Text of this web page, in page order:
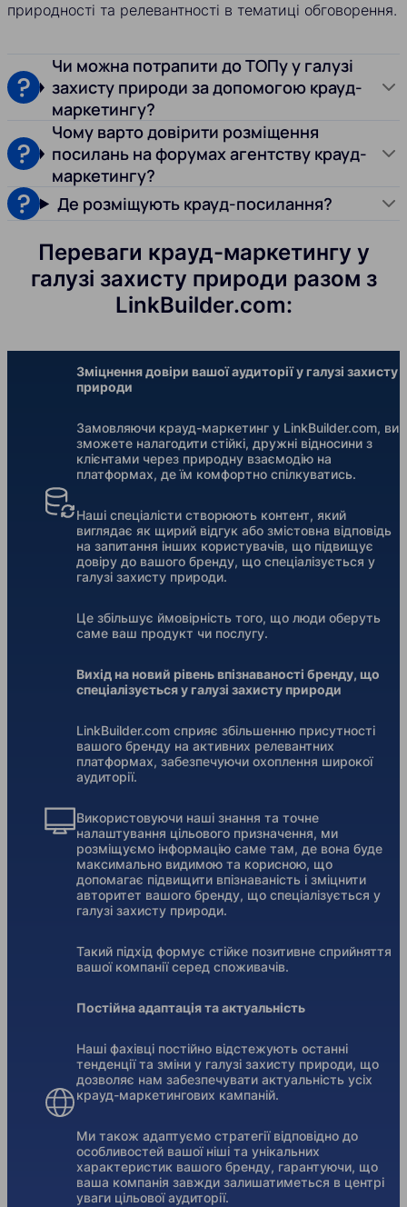
природності та релевантності в тематиці обговорення.
Чи можна потрапити до ТОПу у галузі
захисту природи за допомогою крауд-
маркетингу?
Чому варто довірити розміщення
посилань на форумах агентству крауд-
маркетингу?
Де розміщують крауд-посилання?
Переваги крауд-маркетингу у
галузі захисту природи разом з
LinkBuilder.com:
Зміцнення довіри вашої аудиторії у галузі захисту
природи
Замовляючи крауд-маркетинг у LinkBuilder.com, ви
зможете налагодити стійкі, дружні відносини з
клієнтами через природну взаємодію на
платформах, де їм комфортно спілкуватись.
Наші спеціалісти створюють контент, який
виглядає як щирий відгук або змістовна відповідь
на запитання інших користувачів, що підвищує
довіру до вашого бренду, що спеціалізується у
галузі захисту природи.
Це збільшує ймовірність того, що люди оберуть
саме ваш продукт чи послугу.
Вихід на новий рівень впізнаваності бренду, що
спеціалізується у галузі захисту природи
LinkBuilder.com сприяє збільшенню присутності
вашого бренду на активних релевантних
платформах, забезпечуючи охоплення широкої
аудиторії.
Використовуючи наші знання та точне
налаштування цільового призначення, ми
розміщуємо інформацію саме там, де вона буде
максимально видимою та корисною, що
допомагає підвищити впізнаваність і зміцнити
авторитет вашого бренду, що спеціалізується у
галузі захисту природи.
Такий підхід формує стійке позитивне сприйняття
вашої компанії серед споживачів.
Постійна адаптація та актуальність
Наші фахівці постійно відстежують останні
тенденції та зміни у галузі захисту природи, що
дозволяє нам забезпечувати актуальність усіх
крауд-маркетингових кампаній.
Ми також адаптуємо стратегії відповідно до
особливостей вашої ніші та унікальних
характеристик вашого бренду, гарантуючи, що
ваша компанія завжди залишатиметься в центрі
уваги цільової аудиторії.